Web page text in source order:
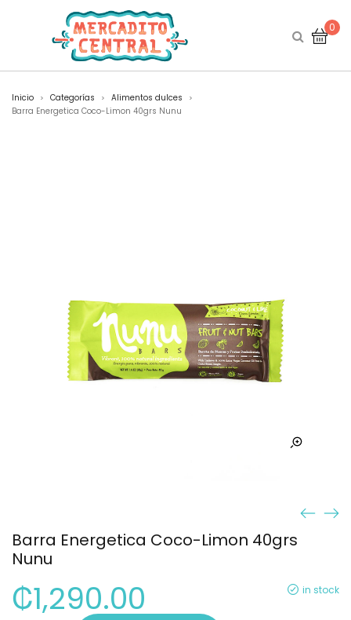
0
Inicio > Categorías > Alimentos dulces >
Barra Energetica Coco-Limon 40grs Nunu
Barra Energetica Coco-Limon 40grs
Nunu
in stock
₡1,290.00